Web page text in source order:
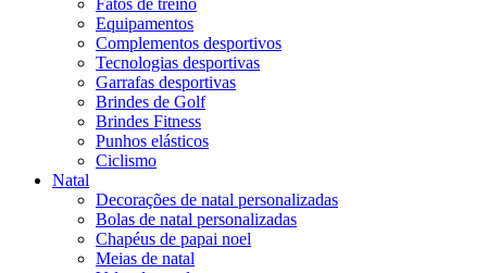
Equipamentos
Complementos desportivos
Tecnologias desportivas
Garrafas desportivas
Brindes de Golf
Brindes Fitness
Punhos elásticos
Ciclismo
Natal
Decorações de natal personalizadas
Bolas de natal personalizadas
Chapéus de papai noel
Meias de natal